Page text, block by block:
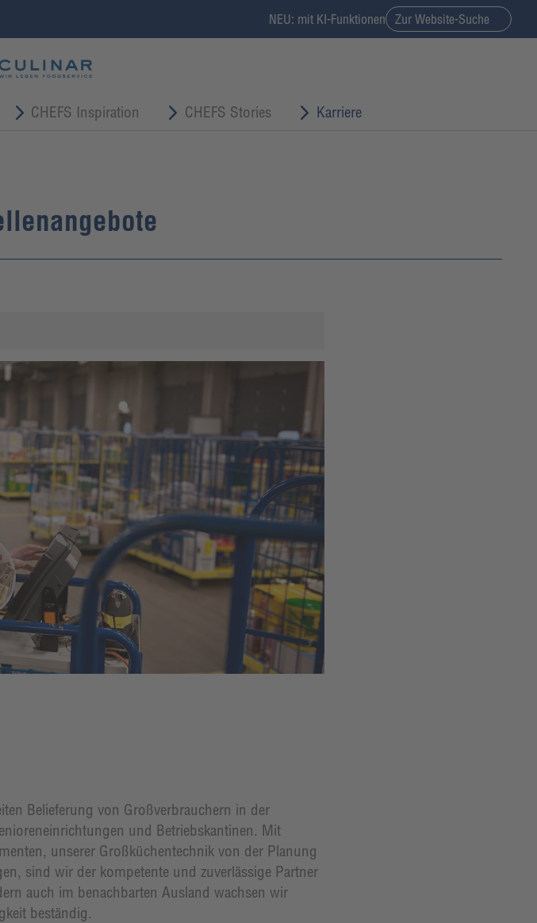
NEU: mit KI-Funktionen Zur Website-Suche
CHEFS Inspiration CHEFS Stories Karriere
Belieferung von Großverbrauchern in der
und Betriebskantinen. Mit
unserer Großküchentechnik von der Planung
sind wir der kompetente und zuverlässige Partner
auch im benachbarten Ausland wachsen wir
beständig.